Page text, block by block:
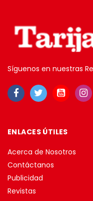
Síguenos en nuestras
ENLACES ÚTILES
Acerca de Nosotros
Contáctanos
Publicidad
Revistas